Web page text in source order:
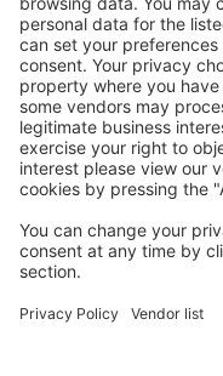
Download onze